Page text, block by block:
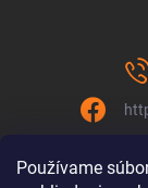
Používame